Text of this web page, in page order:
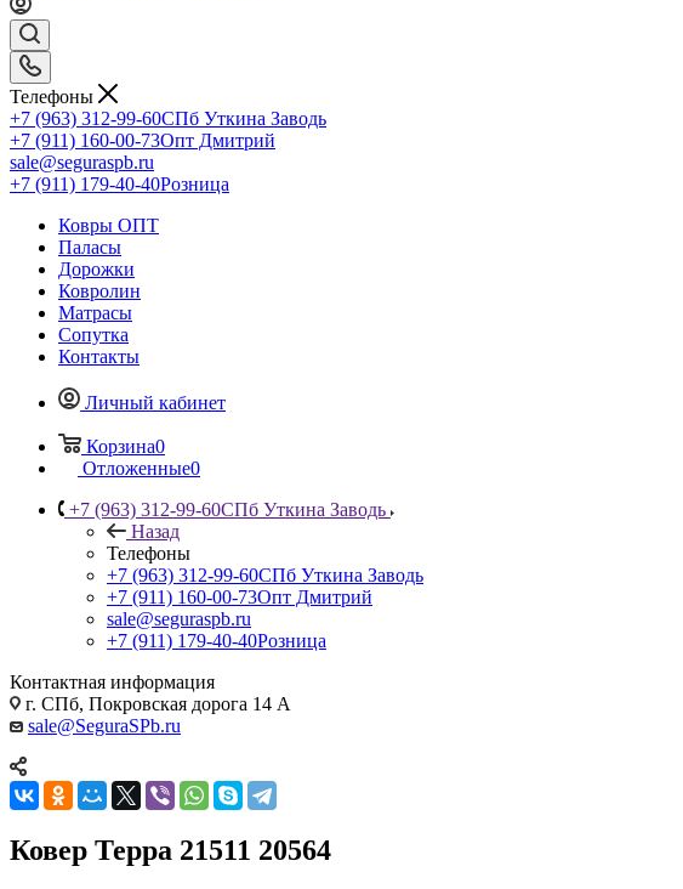
Телефоны
+7 (963) 312-99-60СПб Уткина Заводь
+7 (911) 160-00-73Опт Дмитрий
sale@seguraspb.ru
+7 (911) 179-40-40Розница
Ковры ОПТ
Паласы
Дорожки
Ковролин
Матрасы
Сопутка
Контакты
Личный кабинет
Корзина0
Отложенные0
+7 (963) 312-99-60СПб Уткина Заводь
Назад
Телефоны
+7 (963) 312-99-60СПб Уткина Заводь
+7 (911) 160-00-73Опт Дмитрий
sale@seguraspb.ru
+7 (911) 179-40-40Розница
Контактная информация
г. СПб, Покровская дорога 14 А
sale@SeguraSPb.ru
Ковер Терра 21511 20564